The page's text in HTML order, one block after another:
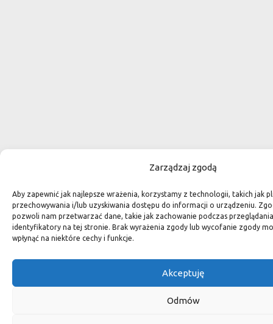
Zarządzaj zgodą
Aby zapewnić jak najlepsze wrażenia, korzystamy z technologii, takich jak
przechowywania i/lub uzyskiwania dostępu do informacji o urządzeniu.
pozwoli nam przetwarzać dane, takie jak zachowanie podczas
identyfikatory na tej stronie. Brak wyrażenia zgody lub wycofanie zgody
wpłynąć na niektóre cechy i funkcje.
Akceptuję
Odmów